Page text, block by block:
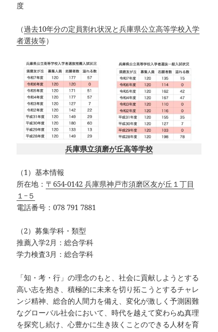
度
（過去10年分の定員割れ状況と兵庫県公立高等学校入学
者選抜等）
兵庫県立須磨が丘高等学校
（1）基本情報
所在地： 〒654-0142 兵庫県神戸市須磨区友が丘１丁目
１−５
電話番号：078 791 7881
（2）募集学科・類型
推薦入学2月：総合学科
学力検査3月：総合学科
「知・考・行」の理念のもと、社会に貢献しようとする
高い志を抱き、積極的に未来を切り拓こうとするチャレ
ンジ精神、総合的人間力を備え、変化が激しく予測困難
なグローバル社会において、時代を越えて変わらぬ真理
を探究し続け、心豊かに生き抜くことのできる人材を育